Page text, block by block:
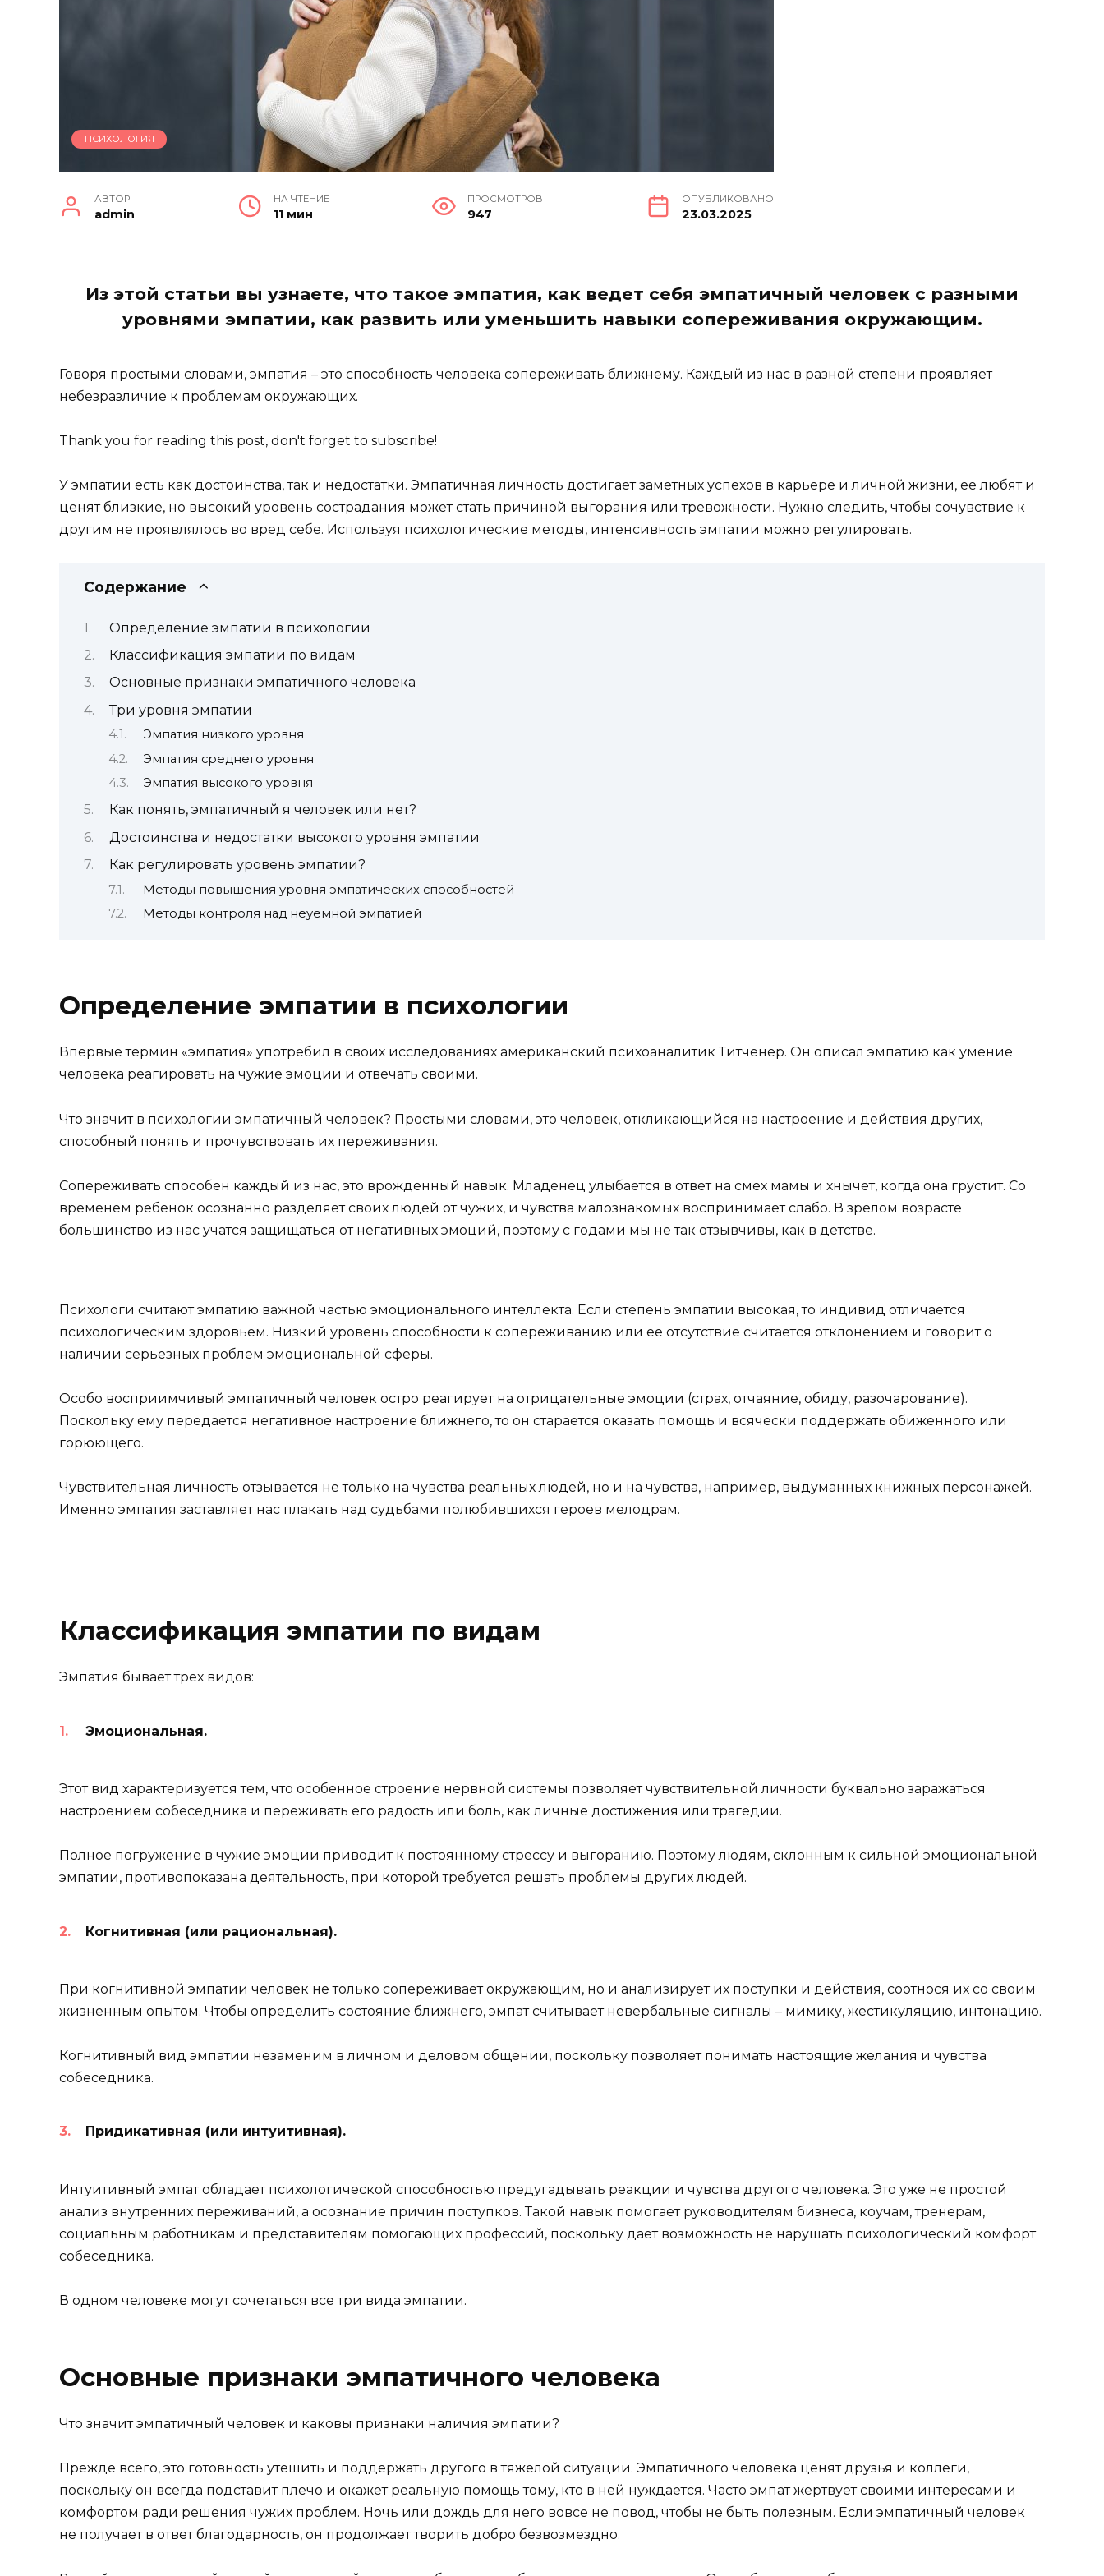
ПСИХОЛОГИЯ
АВТОР
admin
НА ЧТЕНИЕ
11 мин
ПРОСМОТРОВ
947
ОПУБЛИКОВАНО
23.03.2025
Из этой статьи вы узнаете, что такое эмпатия, как ведет себя эмпатичный человек с разными
уровнями эмпатии, как развить или уменьшить навыки сопереживания окружающим.
Говоря простыми словами, эмпатия – это способность человека сопереживать ближнему. Каждый из нас в разной степени проявляет
небезразличие к проблемам окружающих.
Thank you for reading this post, don't forget to subscribe!
У эмпатии есть как достоинства, так и недостатки. Эмпатичная личность достигает заметных успехов в карьере и личной жизни, ее любят и
ценят близкие, но высокий уровень сострадания может стать причиной выгорания или тревожности. Нужно следить, чтобы сочувствие к
другим не проявлялось во вред себе. Используя психологические методы, интенсивность эмпатии можно регулировать.
Содержание
Определение эмпатии в психологии
Классификация эмпатии по видам
Основные признаки эмпатичного человека
Три уровня эмпатии
Эмпатия низкого уровня
Эмпатия среднего уровня
Эмпатия высокого уровня
Как понять, эмпатичный я человек или нет?
Достоинства и недостатки высокого уровня эмпатии
Как регулировать уровень эмпатии?
Методы повышения уровня эмпатических способностей
Методы контроля над неуемной эмпатией
Определение эмпатии в психологии
Впервые термин «эмпатия» употребил в своих исследованиях американский психоаналитик Титченер. Он описал эмпатию как умение
человека реагировать на чужие эмоции и отвечать своими.
Что значит в психологии эмпатичный человек? Простыми словами, это человек, откликающийся на настроение и действия других,
способный понять и прочувствовать их переживания.
Сопереживать способен каждый из нас, это врожденный навык. Младенец улыбается в ответ на смех мамы и хнычет, когда она грустит. Со
временем ребенок осознанно разделяет своих людей от чужих, и чувства малознакомых воспринимает слабо. В зрелом возрасте
большинство из нас учатся защищаться от негативных эмоций, поэтому с годами мы не так отзывчивы, как в детстве.
Психологи считают эмпатию важной частью эмоционального интеллекта. Если степень эмпатии высокая, то индивид отличается
психологическим здоровьем. Низкий уровень способности к сопереживанию или ее отсутствие считается отклонением и говорит о
наличии серьезных проблем эмоциональной сферы.
Особо восприимчивый эмпатичный человек остро реагирует на отрицательные эмоции (страх, отчаяние, обиду, разочарование).
Поскольку ему передается негативное настроение ближнего, то он старается оказать помощь и всячески поддержать обиженного или
горюющего.
Чувствительная личность отзывается не только на чувства реальных людей, но и на чувства, например, выдуманных книжных персонажей.
Именно эмпатия заставляет нас плакать над судьбами полюбившихся героев мелодрам.
Классификация эмпатии по видам
Эмпатия бывает трех видов:
Эмоциональная.
Этот вид характеризуется тем, что особенное строение нервной системы позволяет чувствительной личности буквально заражаться
настроением собеседника и переживать его радость или боль, как личные достижения или трагедии.
Полное погружение в чужие эмоции приводит к постоянному стрессу и выгоранию. Поэтому людям, склонным к сильной эмоциональной
эмпатии, противопоказана деятельность, при которой требуется решать проблемы других людей.
Когнитивная (или рациональная).
При когнитивной эмпатии человек не только сопереживает окружающим, но и анализирует их поступки и действия, соотнося их со своим
жизненным опытом. Чтобы определить состояние ближнего, эмпат считывает невербальные сигналы – мимику, жестикуляцию, интонацию.
Когнитивный вид эмпатии незаменим в личном и деловом общении, поскольку позволяет понимать настоящие желания и чувства
собеседника.
Придикативная (или интуитивная).
Интуитивный эмпат обладает психологической способностью предугадывать реакции и чувства другого человека. Это уже не простой
анализ внутренних переживаний, а осознание причин поступков. Такой навык помогает руководителям бизнеса, коучам, тренерам,
социальным работникам и представителям помогающих профессий, поскольку дает возможность не нарушать психологический комфорт
собеседника.
В одном человеке могут сочетаться все три вида эмпатии.
Основные признаки эмпатичного человека
Что значит эмпатичный человек и каковы признаки наличия эмпатии?
Прежде всего, это готовность утешить и поддержать другого в тяжелой ситуации. Эмпатичного человека ценят друзья и коллеги,
поскольку он всегда подставит плечо и окажет реальную помощь тому, кто в ней нуждается. Часто эмпат жертвует своими интересами и
комфортом ради решения чужих проблем. Ночь или дождь для него вовсе не повод, чтобы не быть полезным. Если эмпатичный человек
не получает в ответ благодарность, он продолжает творить добро безвозмездно.